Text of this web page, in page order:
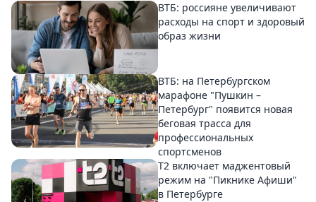
ВТБ: россияне увеличивают
расходы на спорт и здоровый
образ жизни
ВТБ: на Петербургском
марафоне "Пушкин –
Петербург" появится новая
беговая трасса для
профессиональных
спортсменов
Т2 включает маджентовый
режим на "Пикнике Афиши"
в Петербурге